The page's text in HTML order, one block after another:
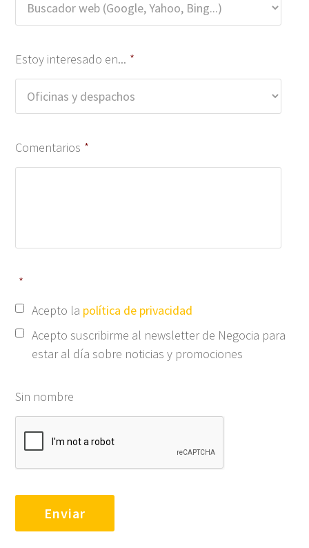
Estoy interesado en... *
Comentarios *
*
Acepto la política de privacidad
Acepto suscribirme al newsletter de Negocia para
estar al día sobre noticias y promociones
Sin nombre